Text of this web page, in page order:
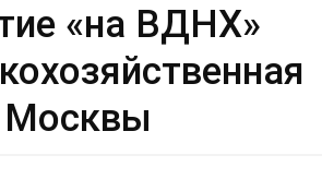
«на ВДНХ»
Москвы